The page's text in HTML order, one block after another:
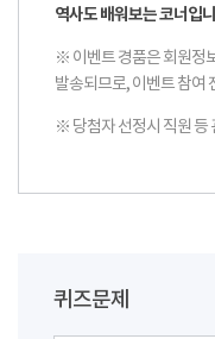
역사도 배워보는 코너입
※ 이벤트 경품은 회원정
발송되므로, 이벤트 참여
※ 당첨자 선정시 직원 등
퀴즈문제